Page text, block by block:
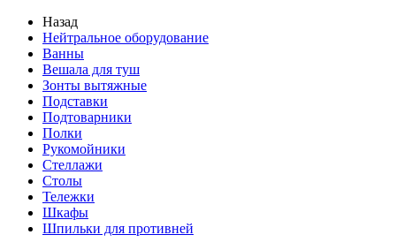
Назад
Нейтральное оборудование
Ванны
Вешала для туш
Зонты вытяжные
Подставки
Подтоварники
Полки
Рукомойники
Стеллажи
Столы
Тележки
Шкафы
Шпильки для противней